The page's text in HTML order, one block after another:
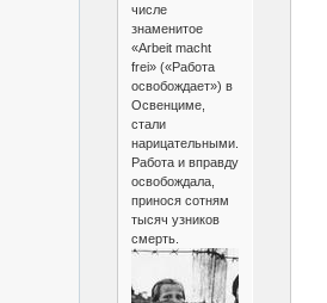
числе
знаменитое
«Arbeit macht
frei» («Работа
освобождает») в
Освенциме,
стали
нарицательными.
Работа и вправду
освобождала,
принося сотням
тысяч узников
смерть.